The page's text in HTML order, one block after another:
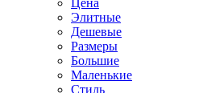
Цена
Элитные
Дешевые
Размеры
Большие
Маленькие
Стиль